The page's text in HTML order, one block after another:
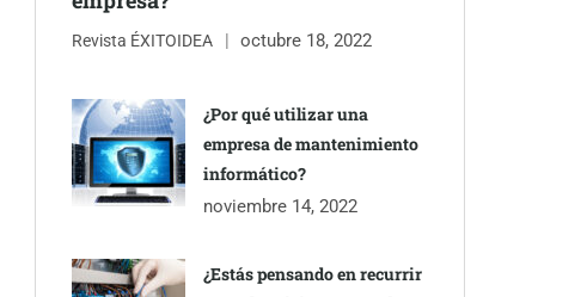
Revista ÉXITOIDEA octubre 18, 2022
¿Por qué utilizar una
empresa de mantenimiento
informático?
noviembre 14, 2022
¿Estás pensando en recurrir